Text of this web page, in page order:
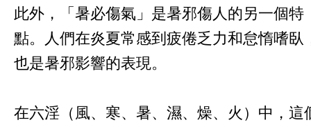
此外，「暑必傷氣」是暑邪傷人的另一個特
點。人們在炎夏常感到疲倦乏力和怠惰嗜臥
也是暑邪影響的表現。
在六淫（風、寒、暑、濕、燥、火）中，這